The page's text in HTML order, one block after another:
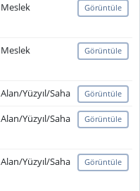
Meslek Görüntüle
Meslek Görüntüle
Alan/Yüzyıl/Saha Görüntüle
Alan/Yüzyıl/Saha Görüntüle
Alan/Yüzyıl/Saha Görüntüle